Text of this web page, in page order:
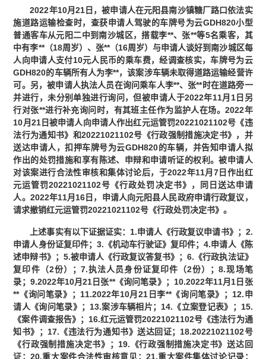
2022年10月21日，被申请人在元阳县南沙镇糖厂路口依法实
施道路运输检查时，查获申请人驾驶的车牌号为云GDH820小型
普通客车从元阳二中到南沙城区，搭载李**、张**等5名乘客，其
中有李**（18周岁）、张**（16周岁）与申请人谈好到南沙城区每
人向申请人支付10元人民币的乘车费，经调查核实，车牌号为云
GDH820的车辆所有人为李**，该案涉车辆未取得道路运输经营许
可。另，被申请人执法人员在询问乘车人李**、张**时在道路旁一
并进行，未分别单独进行询问，但被申请人于2022年11月1日另
行对张**进行补充询问时，有其班主任作为监护人在场。2022年
10月21日被申请人向申请人作出红元运管罚20221021102号《违
法行为通知书》和20221021102号《行政强制措施决定书》，并
送达申请人，扣押车牌号为云GDH820的车辆，并告知申请人拟
作出的处罚措施和享有陈述、申辩和申请听证的权利。被申请人
对该案进行合法性审核和集体讨论后，于2022年11月7日作出红
元运管罚20221021102号《行政处罚决定书》，同日送达申请
人。2022年11月16日，申请人向元阳县人民政府申请行政复议，
请求撤销红元运管罚20221021102号《行政处罚决定书》。
上述事实有以下证据证实：1.申请人《行政复议申请书》；2.
申请人身份证复印件；3.《机动车行驶证》复印件；4.申请人《陈
述申辩书》；5.被申请人《行政复议答复书》；6.《行政执法证》
复印件（2份）；7.执法人员身份证复印件（2份）；8.现场笔
录；9.2022年10月21日张**《询问笔录》；10.2022年11月1日张
**《询问笔录》；11.2022年10月21日李**《询问笔录》；12.申
请人《询问笔录》；13.案涉车辆相片；14.《立案登记表》；15.
《案件调查报告》；16.红元运管罚20221021102号《违法行为通
知书》；17.《违法行为通知书》送达回证；18.20221021102号
《行政强制措施决定书》；19.《行政强制措施决定书》送达回
证；20.重大案件合法性审核意见；21.重大案件集体讨论记录；